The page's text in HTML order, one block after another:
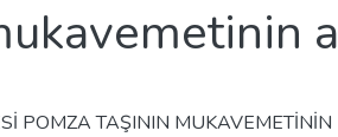
POMZA TAŞININ MUKAVEMETİNİN